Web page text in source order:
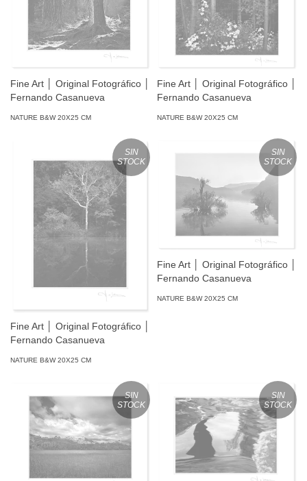
Fine Art │ Original Fotográfico │
Fernando Casanueva
NATURE B&W 20X25 CM
Fine Art │ Original Fotográfico │
Fernando Casanueva
NATURE B&W 20X25 CM
SIN
STOCK
Fine Art │ Original Fotográfico │
Fernando Casanueva
NATURE B&W 20X25 CM
SIN
STOCK
Fine Art │ Original Fotográfico │
Fernando Casanueva
NATURE B&W 20X25 CM
SIN
STOCK
SIN
STOCK